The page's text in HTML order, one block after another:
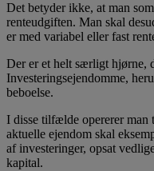
Det betyder ikke, at man
renteudgiften. Man skal
er med variabel eller fast
Der er et helt særligt hjørne,
Investeringsejendomme,
beboelse.
I disse tilfælde opererer man
aktuelle ejendom skal
af investeringer, opsat
kapital.